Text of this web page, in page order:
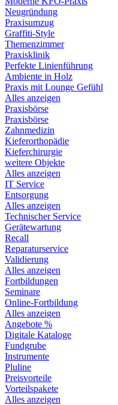
Neugründung
Praxisumzug
Graffiti-Style
Themenzimmer
Praxisklinik
Perfekte Linienführung
Ambiente in Holz
Praxis mit Lounge Gefühl
Alles anzeigen
Praxisbörse
Praxisbörse
Zahnmedizin
Kieferorthopädie
Kieferchirurgie
weitere Objekte
Alles anzeigen
IT Service
Entsorgung
Alles anzeigen
Technischer Service
Gerätewartung
Recall
Reparaturservice
Validierung
Alles anzeigen
Fortbildungen
Seminare
Online-Fortbildung
Alles anzeigen
Angebote %
Digitale Kataloge
Fundgrube
Instrumente
Pluline
Preisvorteile
Vorteilspakete
Alles anzeigen